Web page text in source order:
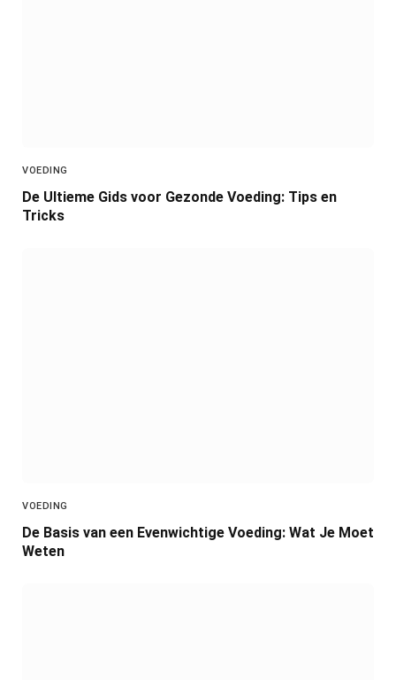
VOEDING
De Ultieme Gids voor Gezonde Voeding: Tips en
Tricks
VOEDING
De Basis van een Evenwichtige Voeding: Wat Je Moet
Weten